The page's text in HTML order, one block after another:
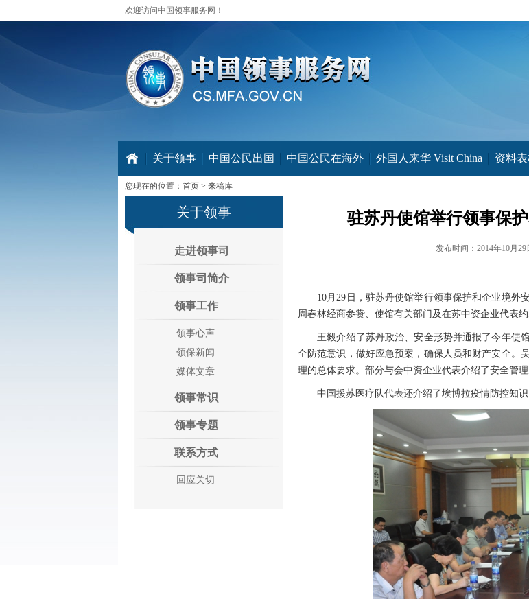
欢迎访问中国领事服务网！
关于领事 中国公民出国 中国公民在海外 外国人来华 Visit China 资料
您现在的位置： 首页 > 来稿库
关于领事
走进领事司
领事司简介
领事工作
领事心声
领保新闻
媒体文章
领事常识
领事专题
联系方式
回应关切
驻苏丹使馆举行领事保
发布时间：2014年10月
10月29日，驻苏丹使馆举行领事保护和企业境外安
周春林经商参赞、使馆有关部门及在苏中资企业代表约
王毅介绍了苏丹政治、安全形势并通报了今年使
全防范意识，做好应急预案，确保人员和财产安全。
理的总体要求。部分与会中资企业代表介绍了安全管
中国援苏医疗队代表还介绍了埃博拉疫情防控知识